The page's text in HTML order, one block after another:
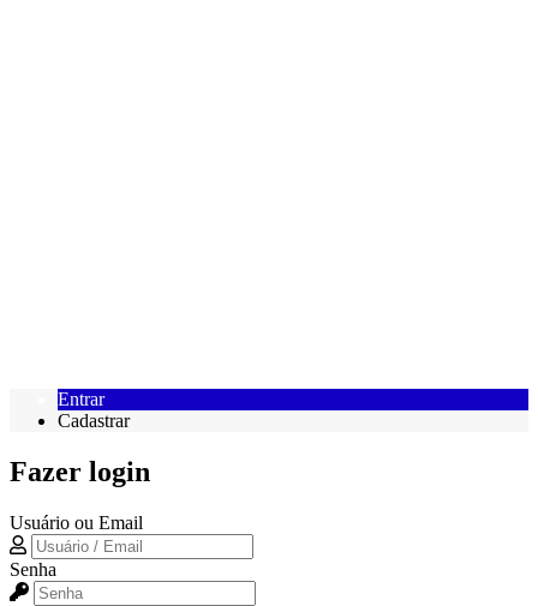
Entrar
Cadastrar
Fazer login
Usuário ou Email
Senha